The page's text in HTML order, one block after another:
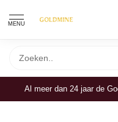
MENU
Al meer dan 24 jaar de